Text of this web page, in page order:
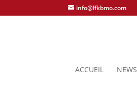
info@lfkbmo.com
ACCUEIL NEWS